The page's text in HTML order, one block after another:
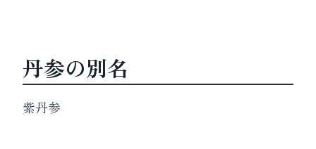
丹参の別名
紫丹参